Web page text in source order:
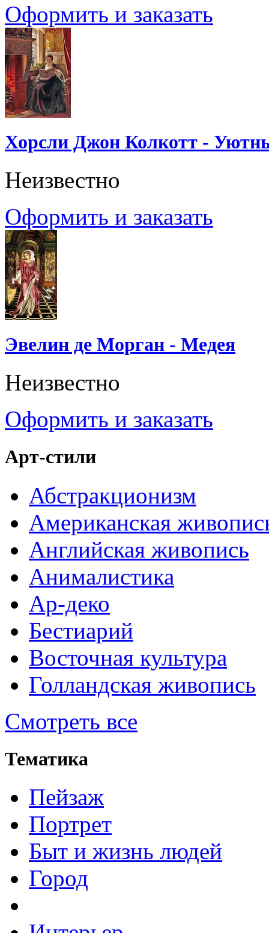
Оформить и заказать
Хорсли Джон Колкотт -
Неизвестно
Оформить и заказать
Эвелин де Морган - Медея
Неизвестно
Оформить и заказать
Арт-стили
Абстракционизм
Американская
Английская живопись
Анималистика
Ар-деко
Бестиарий
Восточная культура
Голландская живопись
Смотреть все
Тематика
Пейзаж
Портрет
Быт и жизнь людей
Город